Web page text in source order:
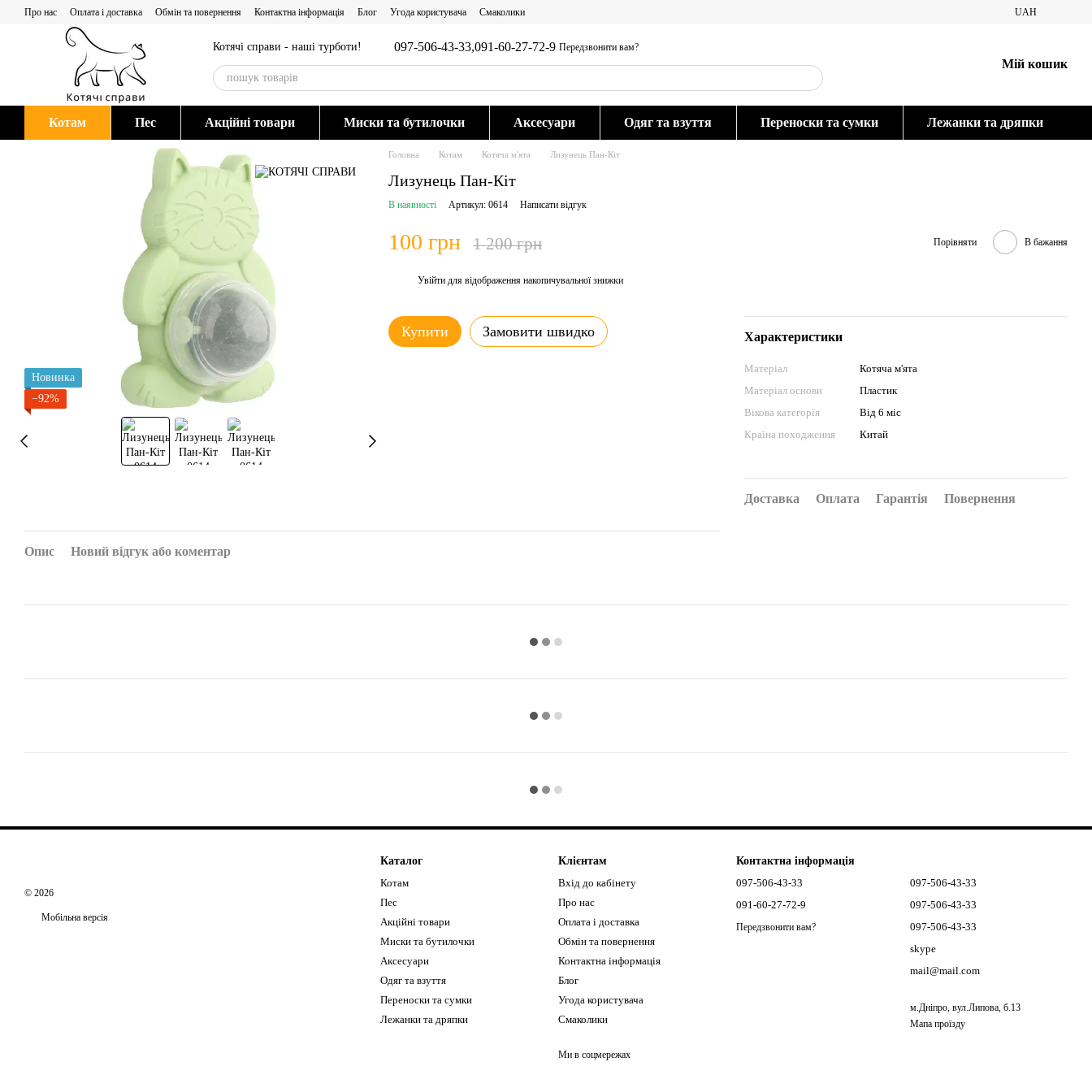
Перейти до основного контенту
Про нас Оплата і доставка Обмін та повернення Контактна інформація Блог Угода користувача Смаколики UAH
Котячі справи - наші турботи! 097-506-43-33,091-60-27-72-9 Передзвонити вам?
Мій кошик
Котам Пес Акційні товари Миски та бутилочки Аксесуари Одяг та взуття Переноски та сумки Лежанки та дряпки
Новинка
−92%
Головна Котам Котяча м'ята Лизунець Пан-Кіт
Лизунець Пан-Кіт
В наявності Артикул: 0614 Написати відгук
100 грн 1 200 грн Порівняти В бажання
Увійти для відображення накопичувальної знижки
Купити Замовити швидко Характеристики
Матеріал
Котяча м'ята
Матеріал основи
Пластик
Вікова категорія
Від 6 міс
Країна походження
Китай
Доставка Оплата Гарантія Повернення
Опис Новий відгук або коментар
© 2026
Мобільна версія
Каталог
Котам
Пес
Акційні товари
Миски та бутилочки
Аксесуари
Одяг та взуття
Переноски та сумки
Лежанки та дряпки
Клієнтам
Вхід до кабінету
Про нас
Оплата і доставка
Обмін та повернення
Контактна інформація
Блог
Угода користувача
Смаколики
Ми в соцмережах
Контактна інформація
097-506-43-33
091-60-27-72-9
Передзвонити вам?
097-506-43-33
097-506-43-33
097-506-43-33
skype
mail@mail.com
м.Дніпро, вул.Липова, б.13
Мапа проїзду